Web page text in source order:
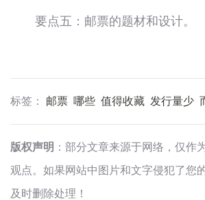
要点五：邮票的题材和设计。
标签： 邮票 哪些 值得收藏 发行量少
版权声明 ：部分文章来源于网络，仅作
观点。如果网站中图片和文字侵犯了您
及时删除处理！